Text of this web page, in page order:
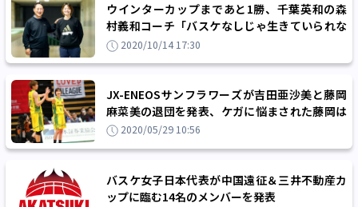
ウインターカップまであと1勝、千葉英和の森
村義和コーチ「バスケなしじゃ生きていられな
いんです（笑）」
2020/10/14 17:30
JX-ENEOSサンフラワーズが吉田亜沙美と藤岡
麻菜美の退団を発表、ケガに悩まされた藤岡は
現役引退
2020/05/29 10:56
バスケ女子日本代表が中国遠征＆三井不動産カ
ップに臨む14名のメンバーを発表